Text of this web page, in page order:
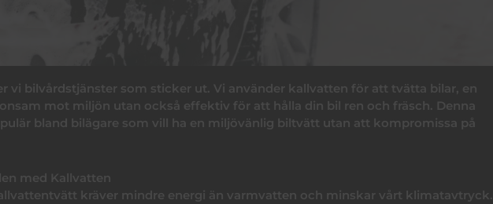
vi bilvårdstjänster som sticker ut. Vi använder kallvatten för att tvätta bilar, en
mot miljön utan också effektiv för att hålla din bil ren och fräsch. Denna
bland bilägare som vill ha en miljövänlig biltvätt utan att kompromissa på
med Kallvatten
kräver mindre energi än varmvatten och minskar vårt klimatavtryck.